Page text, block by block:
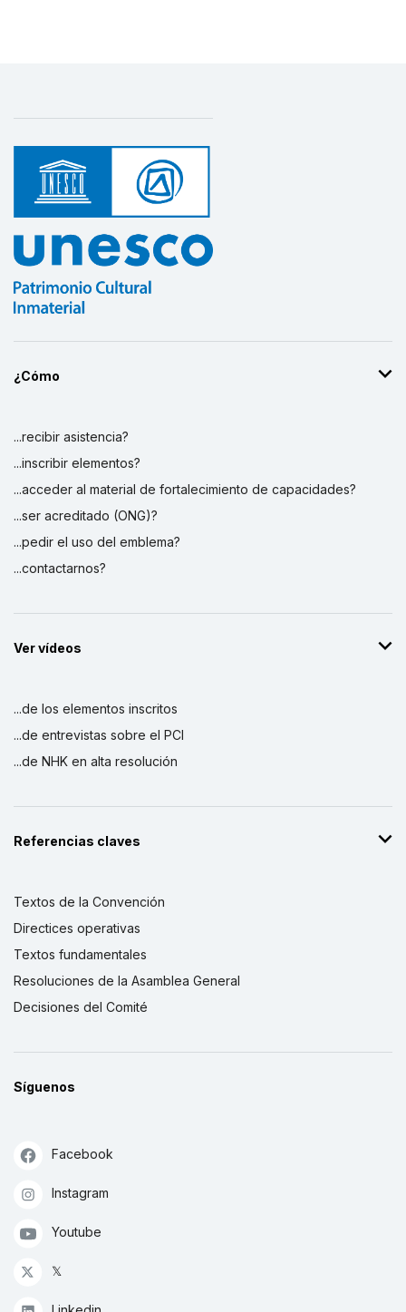
¿Cómo
...recibir asistencia?
...inscribir elementos?
...acceder al material de fortalecimiento de capacidades?
...ser acreditado (ONG)?
...pedir el uso del emblema?
...contactarnos?
Ver vídeos
...de los elementos inscritos
...de entrevistas sobre el PCI
...de NHK en alta resolución
Referencias claves
Textos de la Convención
Directices operativas
Textos fundamentales
Resoluciones de la Asamblea General
Decisiones del Comité
Síguenos
Facebook
Instagram
Youtube
𝕏